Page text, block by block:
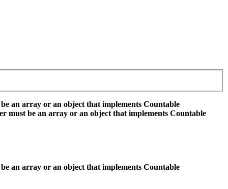
an array or an object that implements Countable
must be an array or an object that implements Countable
an array or an object that implements Countable